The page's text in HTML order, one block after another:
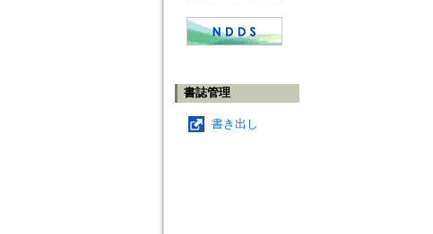
書誌管理
書き出し